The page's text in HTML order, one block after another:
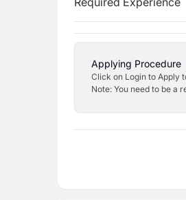
Applying Procedure
Click on Login to Apply
Note: You need to be a